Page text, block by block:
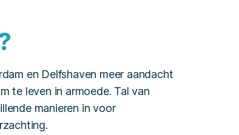
en Delfshaven meer aandacht
te leven in armoede. Tal van
manieren in voor